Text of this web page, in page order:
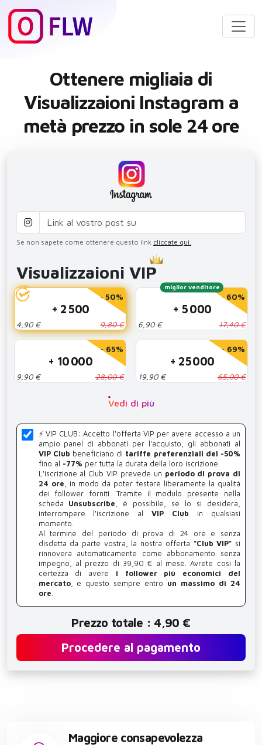
Ottenere migliaia di
Visualizzaioni Instagram a
metà prezzo in sole 24 ore
Se non sapete come ottenere questo link cliccate qui.
Visualizzaioni VIP
- 50%
+ 2 500
4,90 € 9,80 €
miglior venditore
- 60%
+ 5 000
6,90 € 17,40 €
- 65%
+ 10 000
9,90 € 28,00 €
- 69%
+ 25 000
19,90 € 65,00 €
Vedi di più
⚡️ VIP CLUB: Accetto l'offerta VIP per avere accesso a un
ampio panel di abbonati per l'acquisto, gli abbonati al
VIP Club beneficiano di tariffe preferenziali del -50%
fino al -77% per tutta la durata della loro iscrizione.
L'iscrizione al Club VIP prevede un periodo di prova di
24 ore , in modo da poter testare liberamente la qualità
dei follower forniti. Tramite il modulo presente nella
scheda Unsubscribe , è possibile, se lo si desidera,
interrompere l'iscrizione alVIP Club in qualsiasi
momento.
Al termine del periodo di prova di 24 ore e senza
disdetta da parte vostra, la nostra offerta "Club VIP" si
rinnoverà automaticamente come abbonamento senza
impegno, al prezzo di 39,90 € al mese. Avrete così la
certezza di avere i follower più economici del
mercato, e questo sempre entro un massimo di 24
ore
Prezzo totale : 4,90 €
Procedere al pagamento
Maggiore consapevolezza